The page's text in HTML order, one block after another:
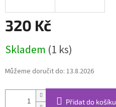
320 Kč
cena:
Skladem (1 ks)
Můžeme doručit do: 13.8.2026
Přidat do košíku